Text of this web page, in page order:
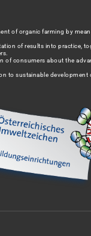
of organic farming by
of results into practice,
of consumers about the
to sustainable development